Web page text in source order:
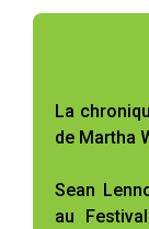
La
de Martha
Sean
au